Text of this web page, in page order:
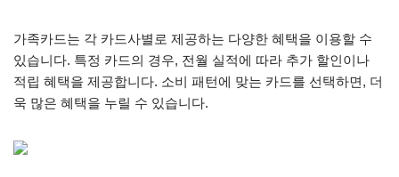
가족카드는 각 카드사별로 제공하는 다양한 혜택을 이용할 수
있습니다. 특정 카드의 경우, 전월 실적에 따라 추가 할인이나
적립 혜택을 제공합니다. 소비 패턴에 맞는 카드를 선택하면, 더
욱 많은 혜택을 누릴 수 있습니다.